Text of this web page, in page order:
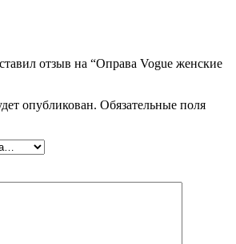
отзыв на “Оправа Vogue женские
опубликован. Обязательные поля